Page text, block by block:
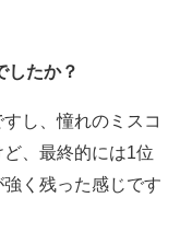
したか？
し、憧れのミスコ
、最終的には1位
く残った感じです